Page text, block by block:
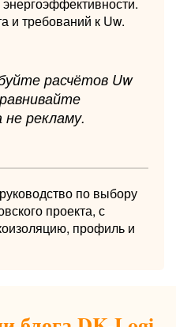
и требований к Uw.
расчётов Uw
рекламу.
по выбору
проекта, с
профиль и